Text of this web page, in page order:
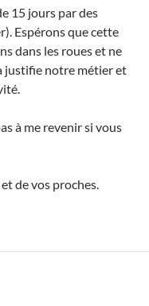
15 jours par des
Espérons que cette
dans les roues et ne
justifie notre métier et
à me revenir si vous
de vos proches.